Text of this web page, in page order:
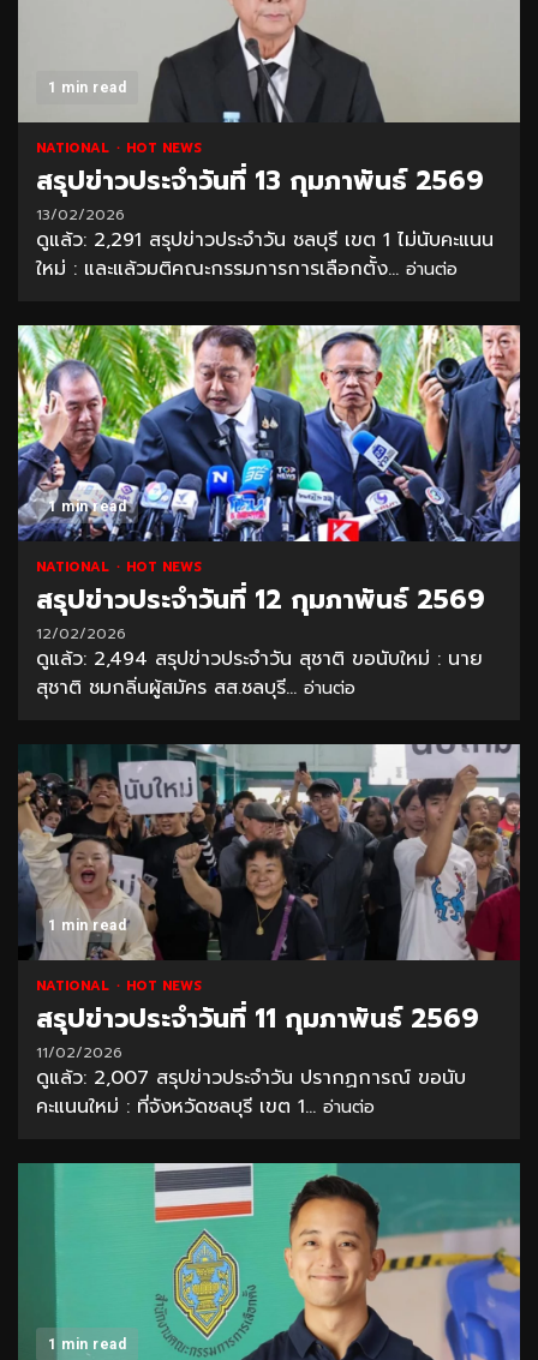
1 min read
NATIONAL HOT NEWS
สรุปข่าวประจำวันที่ 13 กุมภาพันธ์ 2569
13/02/2026
ดูแล้ว: 2,291 สรุปข่าวประจำวัน ชลบุรี เขต 1 ไม่นับคะแนน
ใหม่ : และแล้วมติคณะกรรมการการเลือกตั้ง... อ่านต่อ
1 min read
NATIONAL HOT NEWS
สรุปข่าวประจำวันที่ 12 กุมภาพันธ์ 2569
12/02/2026
ดูแล้ว: 2,494 สรุปข่าวประจำวัน สุชาติ ขอนับใหม่ : นาย
สุชาติ ชมกลิ่นผู้สมัคร สส.ชลบุรี... อ่านต่อ
1 min read
NATIONAL HOT NEWS
สรุปข่าวประจำวันที่ 11 กุมภาพันธ์ 2569
11/02/2026
ดูแล้ว: 2,007 สรุปข่าวประจำวัน ปรากฏการณ์ ขอนับ
คะแนนใหม่ : ที่จังหวัดชลบุรี เขต 1... อ่านต่อ
1 min read